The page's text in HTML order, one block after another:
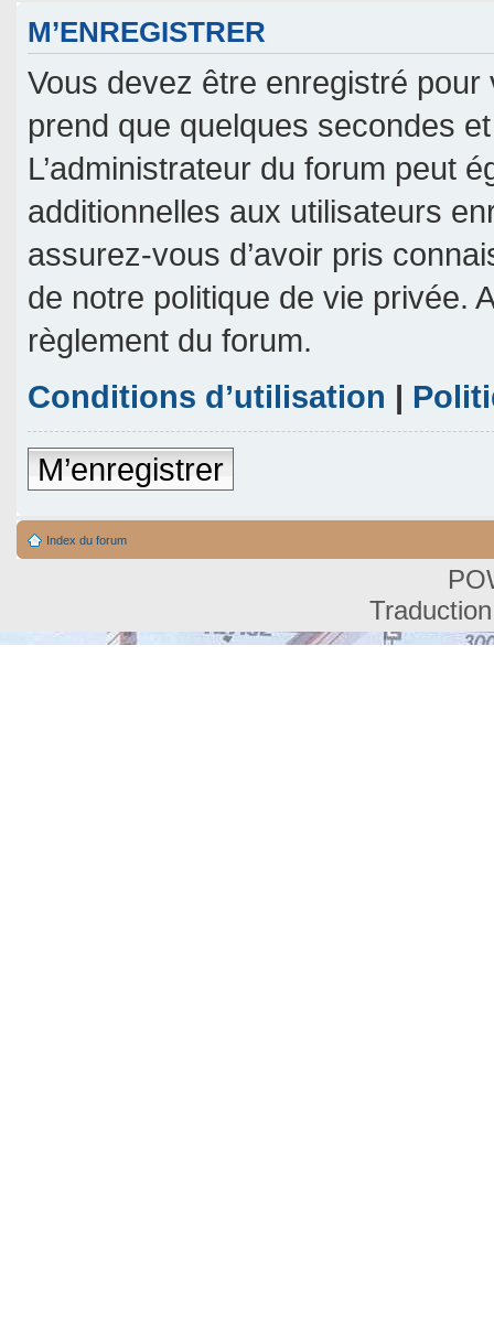
M’ENREGISTRER
Vous devez être enregistré pour
prend que quelques secondes
L’administrateur du forum peut
additionnelles aux utilisateurs
assurez-vous d’avoir pris
de notre politique de vie privée.
règlement du forum.
Conditions d’utilisation |
M’enregistrer
Index du forum